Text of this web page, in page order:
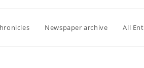
Newspaper archive All